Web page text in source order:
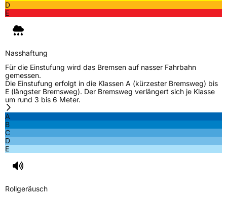
D
E
Nasshaftung
Für die Einstufung wird das Bremsen auf nasser Fahrbahn
gemessen.
Die Einstufung erfolgt in die Klassen A (kürzester Bremsweg) bis
E (längster Bremsweg). Der Bremsweg verlängert sich je Klasse
um rund 3 bis 6 Meter.
A
B
C
D
E
Rollgeräusch